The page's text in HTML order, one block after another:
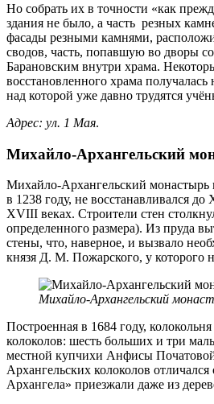
Но со­брать их в точности «как
здания не было, а часть резных
фасады резными кам­нями,
сводов, часть, попавшую во дворы
Барановским внутри храма.
восстановленного храма
над которой уже давно трудятся
Адрес: ул. 1 Мая.
Михайло-Архангельский
Михайло-Архангельский монастырь
в 1238 году, не восстанавливался
XVIII веках. Строители стен
определенного размера). Из пруда
стены, что, наверное, и вызвало
князя Д. М. Пожарского, у которого
Михайло-Архангельский
Построенная в 1684 году,
колоколов: шесть больших и три
местной купчихи Анфисы
Архангельских колоколов
Архангела» приезжали даже из